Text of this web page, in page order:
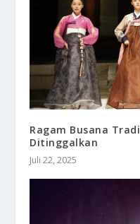
Ragam Busana
Ditinggalkan
Juli 22, 2025